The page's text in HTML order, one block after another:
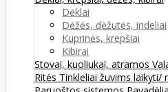
Dėklai
Dėžės, dėžutės, indeliai
Kuprinės, krepšiai
Kibirai
Stovai, kuoliukai, atramos
Ritės Tinkleliai žuvims laikyti/